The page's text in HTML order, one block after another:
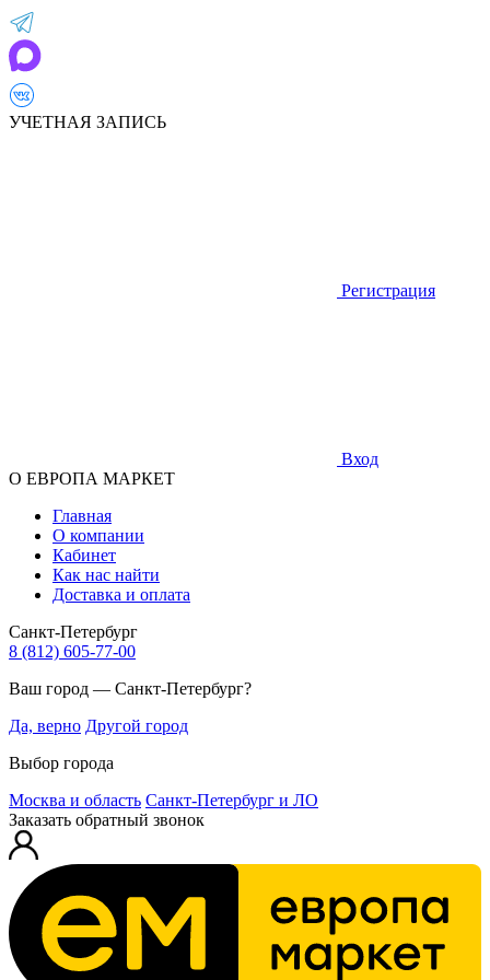
УЧЕТНАЯ ЗАПИСЬ
Регистрация
Вход
О ЕВРОПА МАРКЕТ
Главная
О компании
Кабинет
Как нас найти
Доставка и оплата
Санкт-Петербург
8 (812) 605-77-00
Ваш город — Санкт-Петербург?
Да, верно Другой город
Выбор города
Москва и область Санкт-Петербург и ЛО
Заказать обратный звонок